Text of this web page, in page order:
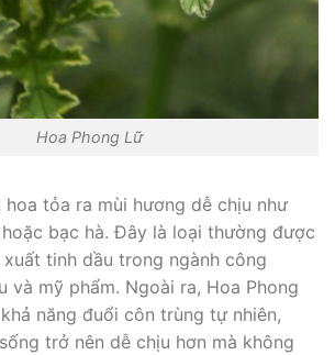
Hoa Phong Lữ
hoa tỏa ra mùi hương dễ chịu như
bạc hà. Đây là loại thường được
tinh dầu trong ngành công
và mỹ phẩm. Ngoài ra, Hoa Phong
năng đuổi côn trùng tự nhiên,
trở nên dễ chịu hơn mà không